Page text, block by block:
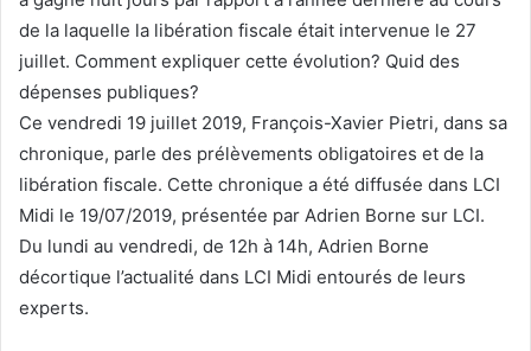
de la laquelle la libération fiscale était intervenue le 27
juillet. Comment expliquer cette évolution? Quid des
dépenses publiques?
Ce vendredi 19 juillet 2019, François-Xavier Pietri, dans sa
chronique, parle des prélèvements obligatoires et de la
libération fiscale. Cette chronique a été diffusée dans LCI
Midi le 19/07/2019, présentée par Adrien Borne sur LCI.
Du lundi au vendredi, de 12h à 14h, Adrien Borne
décortique l’actualité dans LCI Midi entourés de leurs
experts.